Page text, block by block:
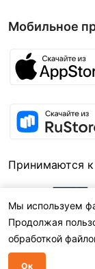
Мобильное
Принимаются к
Мы используем
Продолжая
обработкой
Ок